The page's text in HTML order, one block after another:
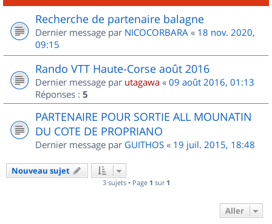
Recherche de partenaire balagne
Dernier message par NICOCORBARA « 18 nov. 2020,
09:15
Rando VTT Haute-Corse août 2016
Dernier message par utagawa « 09 août 2016, 01:13
Réponses : 5
PARTENAIRE POUR SORTIE ALL MOUNATIN
DU COTE DE PROPRIANO
Dernier message par GUITHOS « 19 juil. 2015, 18:48
Nouveau sujet
3 sujets • Page 1 sur 1
Aller